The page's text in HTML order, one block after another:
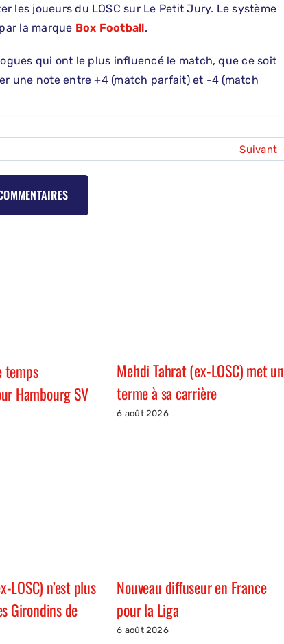
les joueurs du LOSC sur Le Petit Jury. Le système
la marque Box Football.
qui ont le plus influencé le match, que ce soit
une note entre +4 (match parfait) et -4 (match
Suivant
temps
Hambourg SV
Mehdi Tahrat (ex-LOSC) met un
terme à sa carrière
6 août 2026
LOSC) n’est plus
Girondins de
Nouveau diffuseur en France
pour la Liga
6 août 2026